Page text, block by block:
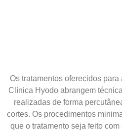
Os tratamentos oferecidos
Clínica Hyodo abrangem
realizadas de forma
cortes. Os procedimentos
que o tratamento seja feito